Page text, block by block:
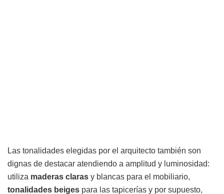
Las tonalidades elegidas por el arquitecto también son
dignas de destacar atendiendo a amplitud y luminosidad:
utiliza maderas claras y blancas para el mobiliario,
tonalidades beiges para las tapicerías y por supuesto,